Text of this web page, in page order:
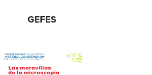
GEFES